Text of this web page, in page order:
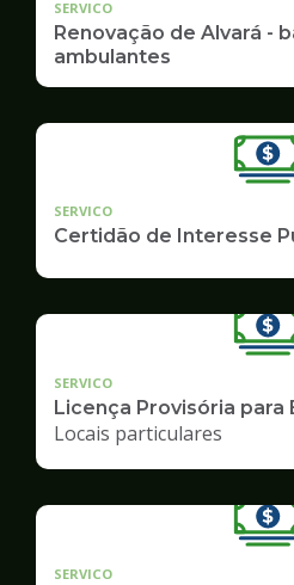
SERVICO
Renovação de Alvará -
ambulantes
SERVICO
Certidão de Interesse
SERVICO
Licença Provisória para
Locais particulares
SERVICO